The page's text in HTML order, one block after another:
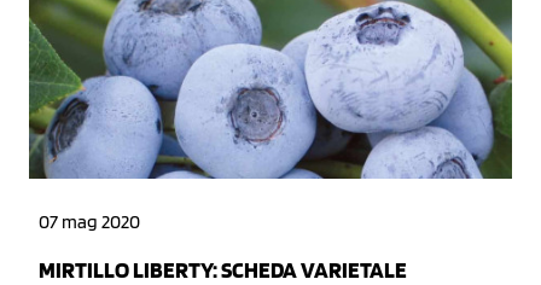
07 mag 2020
MIRTILLO LIBERTY: SCHEDA VARIETALE